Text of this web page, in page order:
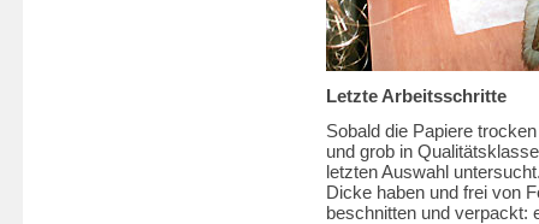
Letzte Arbeitsschritte
Sobald die Papiere
und grob in
letzten Auswahl
Dicke haben und frei von
beschnitten und verpackt: